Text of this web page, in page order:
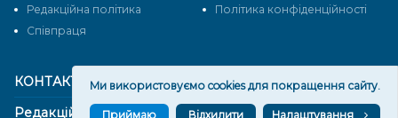
КОНТАКТИ
Редакційний відділ:
Редакційна політика
Політика конфіденційності
Cпівпраця
Ми використовуємо cookies для покращення сайту.
Приймаю Відхилити Налаштування